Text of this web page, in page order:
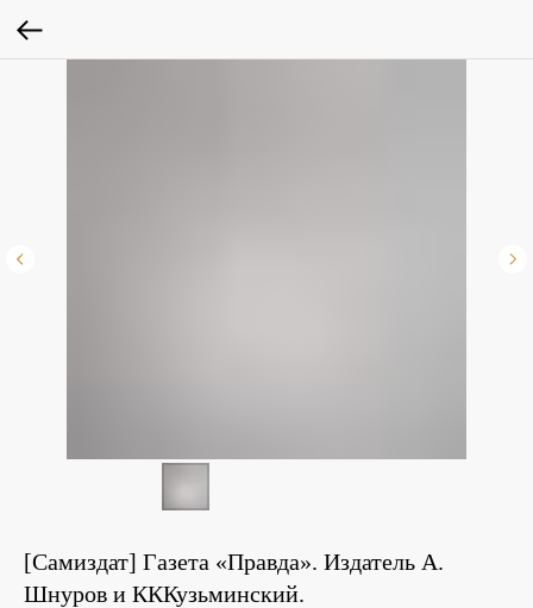
[Самиздат] Газета «Правда». Издатель А.
Шнуров и КККузьминский.